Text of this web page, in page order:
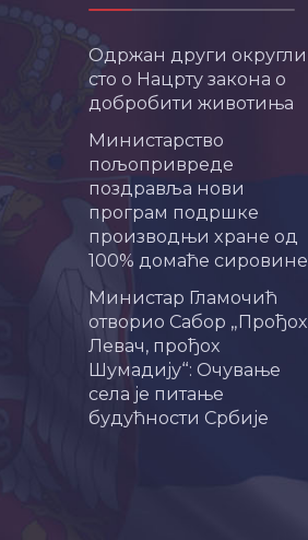
Одржан други округли
сто о Нацрту закона о
добробити животиња
Министарство
пољопривреде
поздравља нови
програм подршке
производњи хране од
100% домаће сировине
Министар Гламочић
отворио Сабор „Прођох
Левач, прођох
Шумадију“: Очување
села је питање
будућности Србије